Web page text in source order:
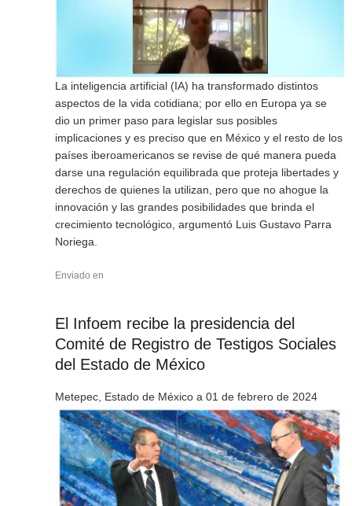
La inteligencia artificial (IA) ha transformado distintos
aspectos de la vida cotidiana; por ello en Europa ya se
dio un primer paso para legislar sus posibles
implicaciones y es preciso que en México y el resto de los
países iberoamericanos se revise de qué manera pueda
darse una regulación equilibrada que proteja libertades y
derechos de quienes la utilizan, pero que no ahogue la
innovación y las grandes posibilidades que brinda el
crecimiento tecnológico, argumentó Luis Gustavo Parra
Noriega.
Enviado en
El Infoem recibe la presidencia del
Comité de Registro de Testigos Sociales
del Estado de México
Metepec, Estado de México a 01 de febrero de 2024